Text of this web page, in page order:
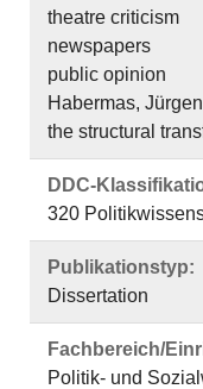
theatre criticism
newspapers
public opinion
Habermas, Jürgen
the structural
DDC-
320
Publikationstyp:
Dissertation
Fachbereich/
Politik- und